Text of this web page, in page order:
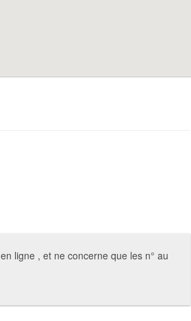
ligne , et ne concerne que les n° au